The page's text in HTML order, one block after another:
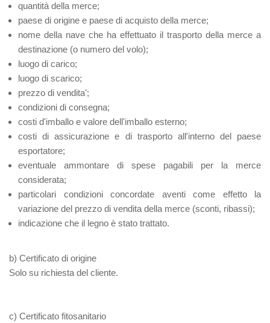
quantità della merce;
paese di origine e paese di acquisto della merce;
nome della nave che ha effettuato il trasporto della merce a
destinazione (o numero del volo);
luogo di carico;
luogo di scarico;
prezzo di vendita';
condizioni di consegna;
costi d'imballo e valore dell'imballo esterno;
costi di assicurazione e di trasporto all'interno del paese
esportatore;
eventuale ammontare di spese pagabili per la merce
considerata;
particolari condizioni concordate aventi come effetto la
variazione del prezzo di vendita della merce (sconti, ribassi);
indicazione che il legno è stato trattato.
b) Certificato di origine
Solo su richiesta del cliente.
c) Certificato fitosanitario